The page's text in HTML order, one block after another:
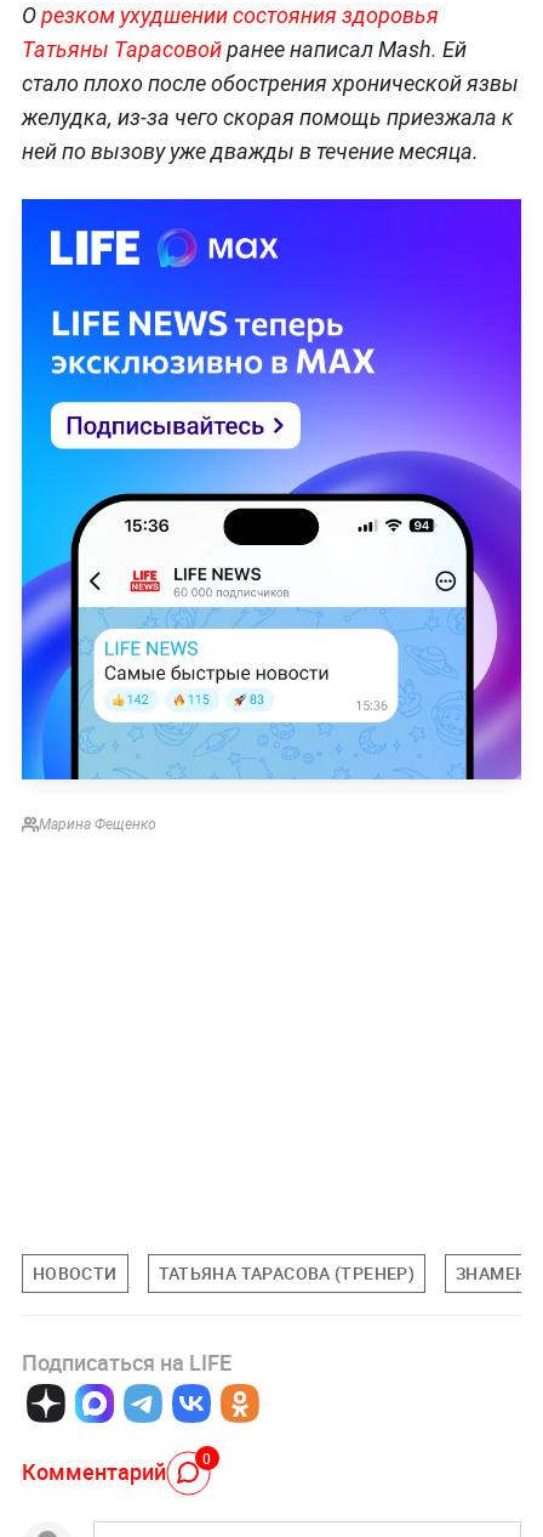
Орезком ухудшении состояния здоровья
Татьяны Тарасовойранее написал Mash. Ей
стало плохо после обострения хронической язвы
желудка, из-за чего скорая помощь приезжала к
ней по вызову уже дважды в течение месяца.
Марина Фещенко
НОВОСТИ ТАТЬЯНА ТАРАСОВА (ТРЕНЕР)
Подписаться на LIFE
Комментарий 0